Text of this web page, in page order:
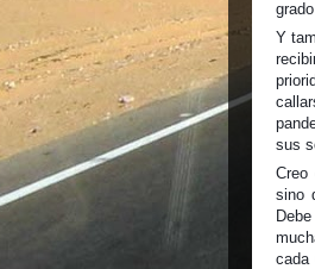
Y
sus
Creo
sino
cada